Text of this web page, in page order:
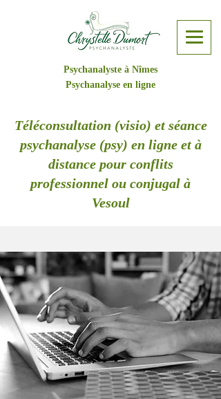
Psychanalyste à Nîmes
Psychanalyse en ligne
Téléconsultation (visio) et séance
psychanalyse (psy) en ligne et à
distance pour conflits
professionnel ou conjugal à
Vesoul